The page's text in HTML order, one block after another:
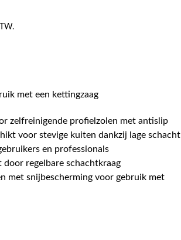
met een kettingzaag
zelfreinigende profielzolen met antislip
voor stevige kuiten dankzij lage schacht
en professionals
regelbare schachtkraag
met snijbescherming voor gebruik met